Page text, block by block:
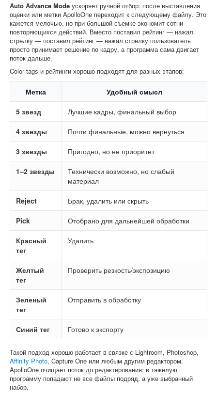
Auto Advance Mode ускоряет ручной отбор: после выставления
оценки или метки ApolloOne переходит к следующему файлу. Это
кажется мелочью, но при большой съемке экономит сотни
повторяющихся действий. Вместо поставил рейтинг — нажал
стрелку — поставил рейтинг — нажал стрелку пользователь
просто принимает решение по кадру, а программа сама двигает
поток дальше.
Color tags и рейтинги хорошо подходят для разных этапов:
Метка Удобный смысл
5 звезд Лучшие кадры, финальный выбор
4 звезды Почти финальные, можно вернуться
3 звезды Пригодно, но не приоритет
1–2 звезды
Технически возможно, но слабый
материал
Reject Брак, удалить или скрыть
Pick Отобрано для дальнейшей обработки
Красный
тег
Удалить
Желтый
тег
Проверить резкость/экспозицию
Зеленый
тег
Отправить в обработку
Синий тег Готово к экспорту
Такой подход хорошо работает в связке с Lightroom, Photoshop,
Affinity Photo, Capture One или любым другим редактором.
ApolloOne очищает поток до редактирования: в тяжелую
программу попадают не все файлы подряд, а уже выбранный
набор.